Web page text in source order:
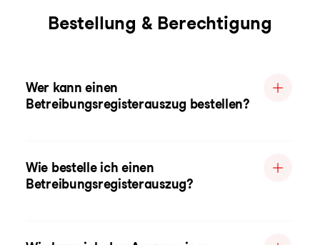
Bestellung & Berechtigung
Wer kann einen
Betreibungsregisterauszug bestellen?
Wie bestelle ich einen
Betreibungsregisterauszug?